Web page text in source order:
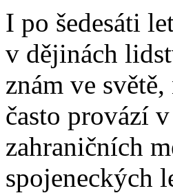
I po šedesáti
v dějinách
znám ve
často provází
zahraničních
spojeneckých